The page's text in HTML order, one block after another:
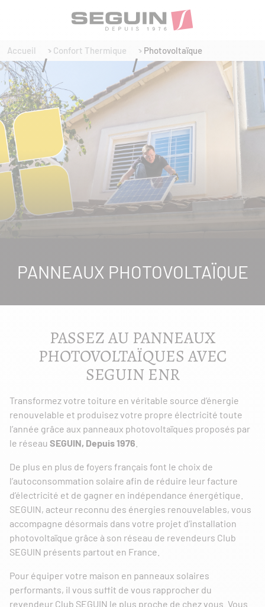
Accueil Confort Thermique Photovoltaïque
PANNEAUX PHOTOVOLTAÏQUE
PASSEZ AU PANNEAUX
PHOTOVOLTAÏQUES AVEC
SEGUIN ENR
Transformez votre toiture en véritable source d’énergie
renouvelable et produisez votre propre électricité toute
l’année grâce aux panneaux photovoltaïques proposés par
le réseau SEGUIN, Depuis 1976
De plus en plus de foyers français font le choix de
l’autoconsommation solaire afin de réduire leur facture
d’électricité et de gagner en indépendance énergétique.
SEGUIN, acteur reconnu des énergies renouvelables, vous
accompagne désormais dans votre projet d’installation
photovoltaïque grâce à son réseau de revendeurs Club
SEGUIN présents partout en France.
Pour équiper votre maison en panneaux solaires
performants, il vous suffit de vous rapprocher du
revendeur Club SEGUIN le plus proche de chez vous. Vous